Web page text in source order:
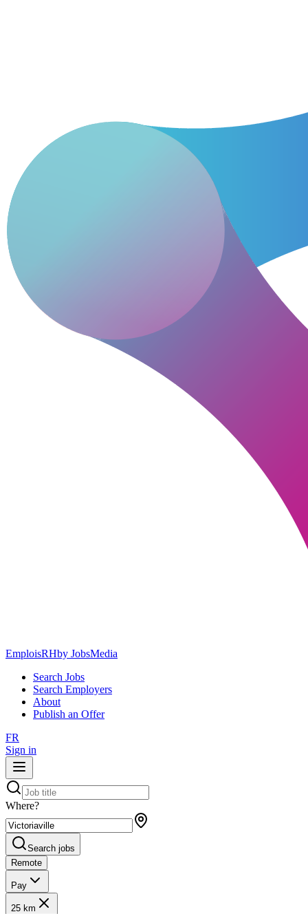
EmploisRHby JobsMedia
Search Jobs
Search Employers
About
Publish an Offer
FR
Sign in
Where?
Search jobs
Remote
Pay
25 km